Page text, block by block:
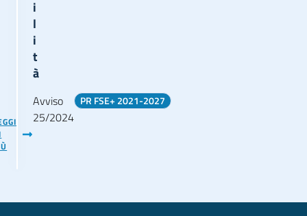
i
l
i
t
à
Avviso
25/2024
PR FSE+ 2021-2027